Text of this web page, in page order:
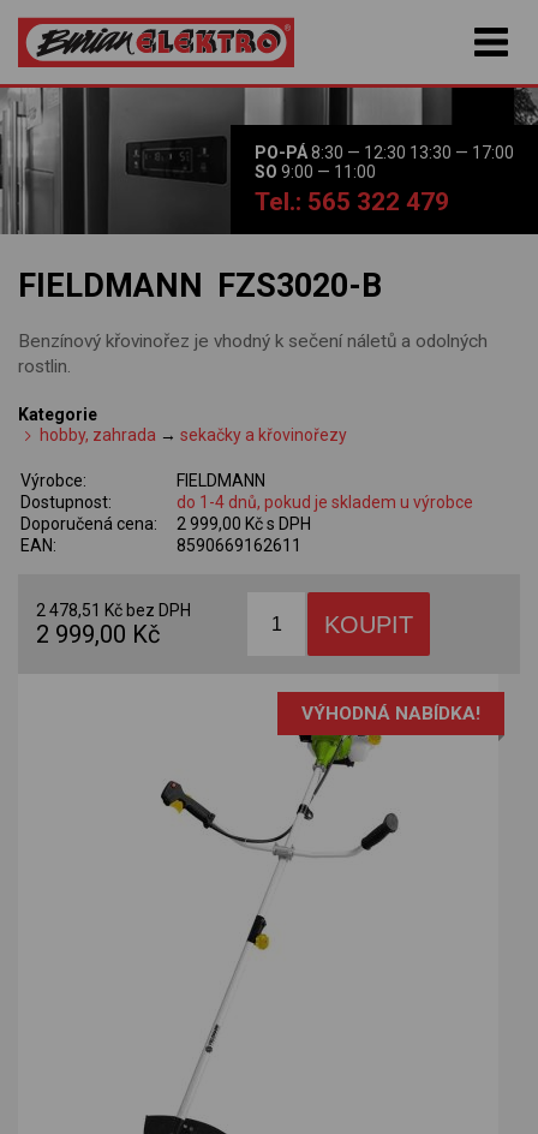
PO-PÁ8:30 — 12:30 13:30 — 17:00
SO 9:00 — 11:00
Tel.: 565 322 479
FIELDMANN FZS3020-B
Benzínový křovinořez je vhodný k sečení náletů a odolných
rostlin.
Kategorie
hobby, zahrada →sekačky a křovinořezy
Výrobce:
FIELDMANN
Dostupnost:
do 1-4 dnů, pokud je skladem u výrobce
Doporučená cena:
2 999,00 Kč s DPH
EAN:
8590669162611
2 478,51 Kč bez DPH
2 999,00 Kč
VÝHODNÁ NABÍDKA!